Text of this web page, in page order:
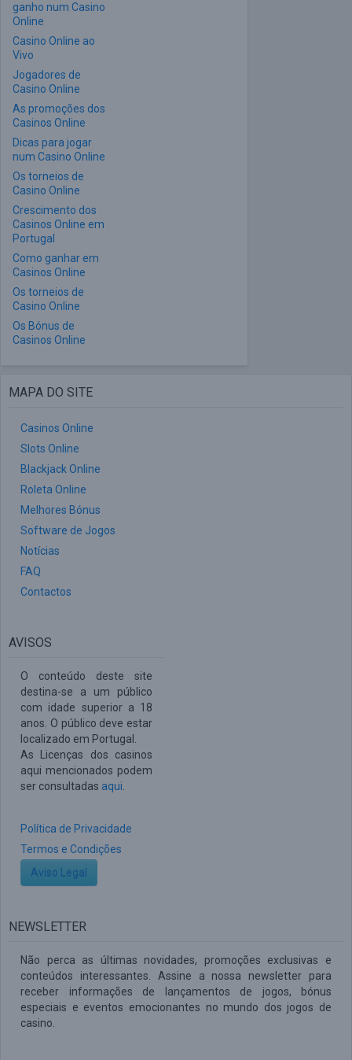
ganho num Casino
Online
Casino Online ao
Vivo
Jogadores de
Casino Online
As promoções dos
Casinos Online
Dicas para jogar
num Casino Online
Os torneios de
Casino Online
Crescimento dos
Casinos Online em
Portugal
Como ganhar em
Casinos Online
Os torneios de
Casino Online
Os Bónus de
Casinos Online
MAPA DO SITE
Casinos Online
Slots Online
Blackjack Online
Roleta Online
Melhores Bónus
Software de Jogos
Notícias
FAQ
Contactos
AVISOS
O conteúdo deste site
destina-se a um público
com idade superior a 18
anos. O público deve estar
localizado em Portugal.
As Licenças dos casinos
aqui mencionados podem
ser consultadas aqui
Política de Privacidade
Termos e Condições
Aviso Legal
NEWSLETTER
Não perca as últimas novidades, promoções exclusivas e
conteúdos interessantes. Assine a nossa newsletter para
receber informações de lançamentos de jogos, bónus
especiais e eventos emocionantes no mundo dos jogos de
casino.